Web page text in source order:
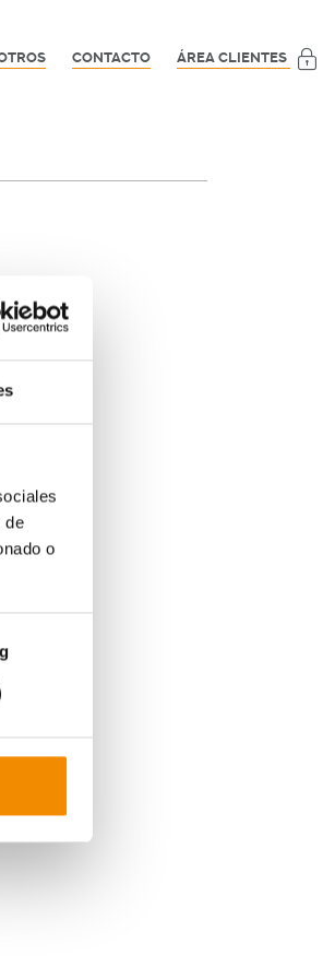
de
o
CONTACTO ÁREA CLIENTES
o París. En los